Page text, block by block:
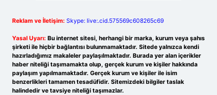
Reklam ve İletişim: Skype: live:.cid.575569c608265c69
Yasal Uyarı: Bu internet sitesi, herhangi bir marka, kurum veya şahıs
şirketi ile hiçbir bağlantısı bulunmamaktadır. Sitede yalnızca kendi
hazırladığımız makaleler paylaşılmaktadır. Burada yer alan içerikler
haber niteliği taşımamakta olup, gerçek kurum ve kişiler hakkında
paylaşım yapılmamaktadır. Gerçek kurum ve kişiler ile isim
benzerlikleri tamamen tesadüfidir. Sitemizdeki bilgiler taslak
halindedir ve tavsiye niteliği taşımazlar.